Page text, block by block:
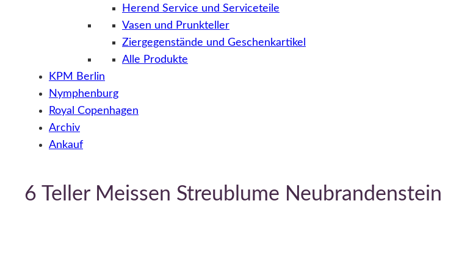
Herend Service und Serviceteile
Vasen und Prunkteller
Ziergegenstände und Geschenkartikel
Alle Produkte
KPM Berlin
Nymphenburg
Royal Copenhagen
Archiv
Ankauf
6 Teller Meissen Streublume Neubrandenstein